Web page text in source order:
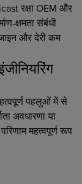
रक्षा OEM और
क्षमता संबंधी
और देरी कम
पहलुओं में से
अवधारणा या
महत्वपूर्ण रूप